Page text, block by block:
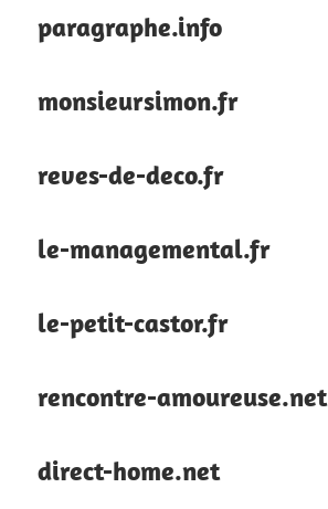
paragraphe.info
monsieursimon.fr
reves-de-deco.fr
le-managemental.fr
le-petit-castor.fr
rencontre-amoureuse.net
direct-home.net